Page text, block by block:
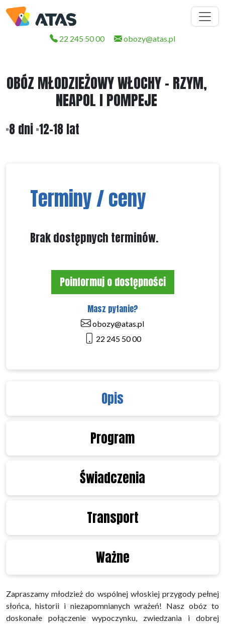
22 245 50 00 obozy@atas.pl
OBÓZ MŁODZIEŻOWY WŁOCHY - RZYM,
NEAPOL I POMPEJE
8 dni 12-18 lat
Opis
Program
Świadczenia
Transport
Ważne
Zapraszamy młodzież do wspólnej włoskiej przygody pełnej
słońca, historii i niezapomnianych wrażeń! Nasz obóz to
doskonałe połączenie wypoczynku, zwiedzania i dobrej
Terminy / ceny
Brak dostępnych terminów.
Poinformuj o dostępności
Masz pytanie?
obozy@atas.pl
22 245 50 00